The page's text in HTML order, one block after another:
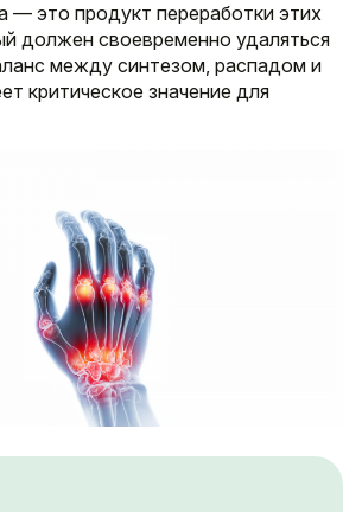
— это продукт переработки этих
должен своевременно удаляться
между синтезом, распадом и
критическое значение для